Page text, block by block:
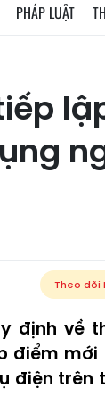
PHÁP LUẬT
Theo dõi
định về
điểm
điện trên